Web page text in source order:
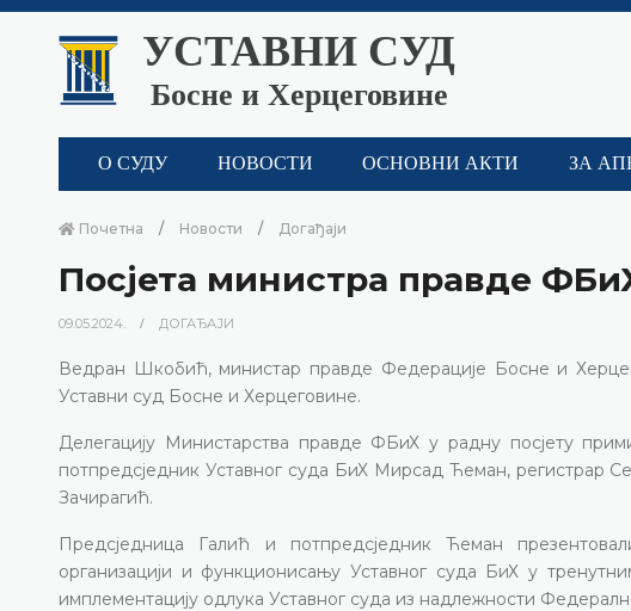
УСТАВНИ СУД
Босне и Херцеговине
О СУДУ НОВОСТИ ОСНОВНИ АКТИ ЗА
Почетна Новости Догађаји
Посјета министра правде
09.05.2024. ДОГАЂАЈИ
Ведран Шкобић, министар правде Федерације Босне и
Уставни суд Босне и Херцеговине.
Делегацију Министарства правде ФБиХ у радну посјету
потпредсједник Уставног суда БиХ Мирсад Ћеман, регистрар
Зачирагић.
Предсједница Галић и потпредсједник Ћеман
организацији и функционисању Уставног суда БиХ у
имплементацију одлука Уставног суда из надлежности